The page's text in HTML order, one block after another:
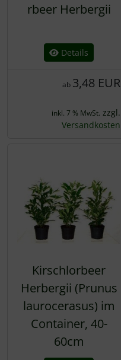
rbeer Herbergii
Details
ab 3,48 EUR
inkl. 7 % MwSt. zzgl.
Versandkosten
Kirschlorbeer
Herbergii (Prunus
laurocerasus) im
Container, 40-
60cm